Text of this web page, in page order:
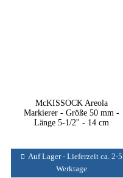
McKISSOCK Areola
Markierer - Größe 50 mm -
Länge 5-1/2'' - 14 cm
Auf Lager - Lieferzeit ca. 2-5
Werktage